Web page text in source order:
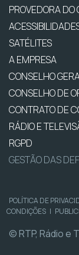
PROVEDORA DO
SATÉLITES
A EMPRESA
CONSELHO
CONSELHO DE
CONTRATO DE
RÁDIO E
RGPD
GESTÃO DAS
POLÍTICA DE
CONDIÇÕES |
© RTP, Rádio e